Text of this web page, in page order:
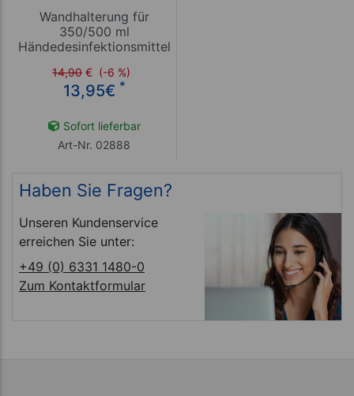
Wandhalterung für
350/500 ml
Händedesinfektionsmittel
14,90 € (-6 %)
13,95€ *
Sofort lieferbar
Art-Nr. 02888
Haben Sie Fragen?
Unseren Kundenservice
erreichen Sie unter:
+49 (0) 6331 1480-0
Zum Kontaktformular